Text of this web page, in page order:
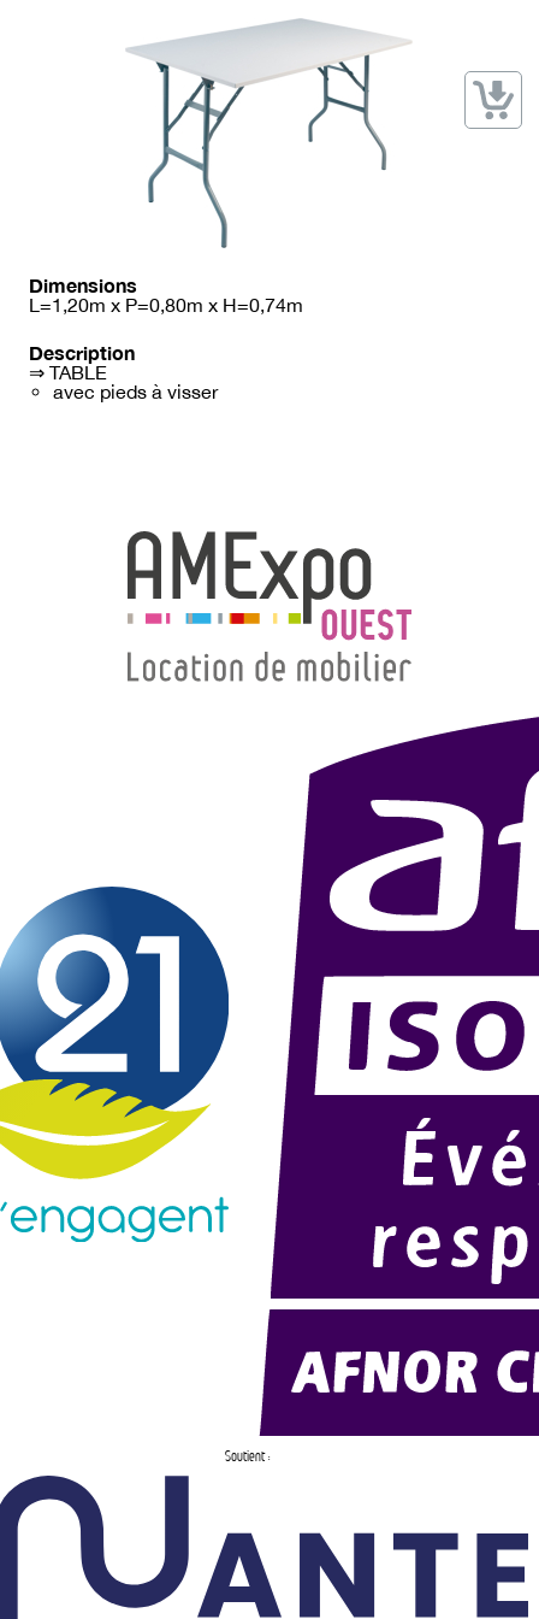
→ Noms / Références
Modélisation 2D/3D
Dimensions
L=1,20m x P=0,80m x H=0,74m
Description
⇒ TABLE
avec pieds à visser
Soutient :